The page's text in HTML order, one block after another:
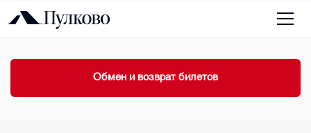
Обмен и возврат билетов